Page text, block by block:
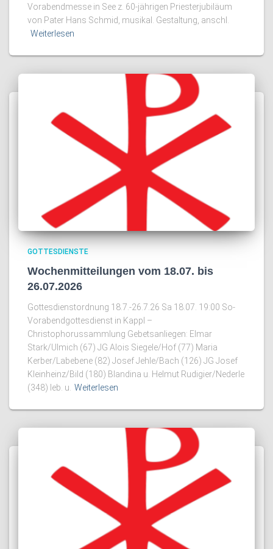
Vorabendmesse in See z. 60-jährigen Priesterjubiläum
von Pater Hans Schmid, musikal. Gestaltung, anschl.
Weiterlesen
GOTTESDIENSTE
Wochenmitteilungen vom 18.07. bis
26.07.2026
Gottesdienstordnung 18.7.-26.7.26 Sa 18.07. 19:00 So-
Vorabendgottesdienst in Kappl –
Christophorussammlung Gebetsanliegen: Elmar
Stark/Ulmich (67) JG Alois Siegele/Hof (77) Maria
Kerber/Labebene (82) Josef Jehle/Bach (126) JG Josef
Kleinheinz/Bild (180) Blandina u. Helmut Rudigier/Nederle
(348) leb. u. Weiterlesen